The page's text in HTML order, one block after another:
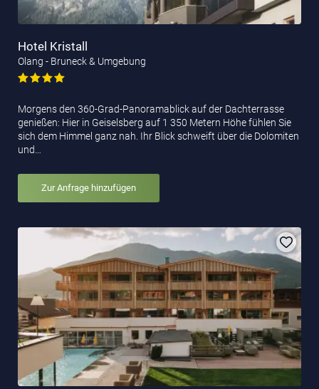
Hotel Kristall
Olang - Bruneck & Umgebung
Morgens den 360-Grad-Panoramablick auf der Dachterrasse
genießen: Hier in Geiselsberg auf 1 350 Metern Höhe fühlen Sie
sich dem Himmel ganz nah. Ihr Blick schweift über die Dolomiten
und…
Zur Anfrage hinzufügen